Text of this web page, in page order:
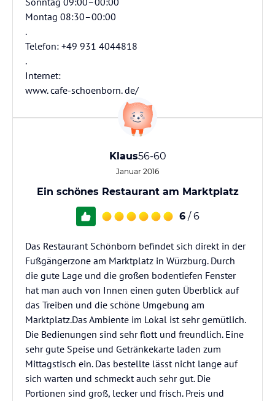
Montag 08:30–00:00
.
Telefon: +49 931 4044818
.
Internet:
www. cafe-schoenborn. de/
Klaus56-60
Januar 2016
Ein schönes Restaurant am Marktplatz
6 / 6
Das Restaurant Schönborn befindet sich direkt in der
Fußgängerzone am Marktplatz in Würzburg. Durch
die gute Lage und die großen bodentiefen Fenster
hat man auch von Innen einen guten Überblick auf
das Treiben und die schöne Umgebung am
Marktplatz.Das Ambiente im Lokal ist sehr gemütlich.
Die Bedienungen sind sehr flott und freundlich. Eine
sehr gute Speise und Getränkekarte laden zum
Mittagstisch ein. Das bestellte lässt nicht lange auf
sich warten und schmeckt auch sehr gut. Die
Portionen sind groß, lecker und frisch. Preis und